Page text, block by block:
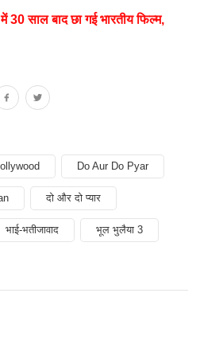
30 साल बाद छा गई भारतीय फिल्म,
Do Aur Do Pyar
दो और दो प्यार
भाई-भतीजावाद भूल भुलैया 3